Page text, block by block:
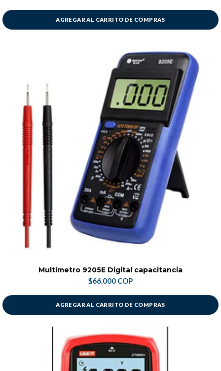
AGREGAR AL CARRITO DE COMPRAS
Multímetro 9205E Digital capacitancia
$66.000 COP
AGREGAR AL CARRITO DE COMPRAS